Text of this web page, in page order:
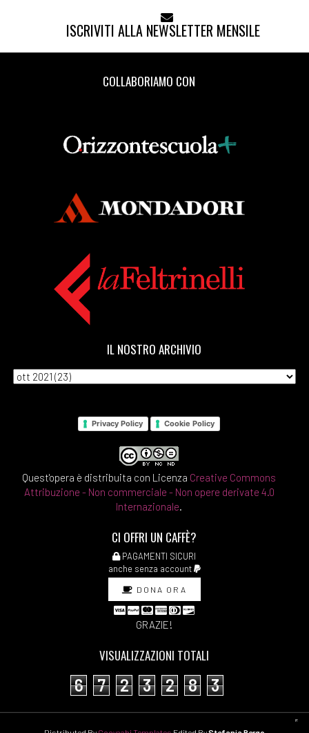
ISCRIVITI ALLA NEWSLETTER MENSILE
COLLABORIAMO CON
IL NOSTRO ARCHIVIO
Privacy Policy Cookie Policy
Quest'opera è distribuita con Licenza Creative Commons
Attribuzione - Non commerciale - Non opere derivate 4.0
Internazionale.
CI OFFRI UN CAFFÈ?
PAGAMENTI SICURI
anche senza account
DONA ORA
GRAZIE!
VISUALIZZAZIONI TOTALI
6 7 2 3 2 8 3